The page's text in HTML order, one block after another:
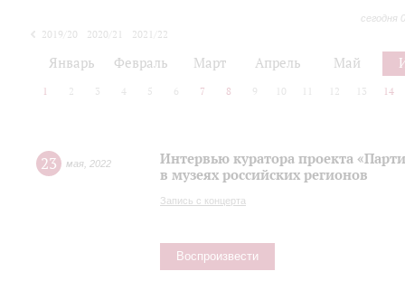
сегодня
2019/20 2020/21 2021/22
Январь Февраль Март Апрель Май
1 2 3 4 5 6 7 8 9 10 12 13 14
23 мая 2022
Интервью куратора проекта
в музеях российских регионов
Запись с концерта
Воспроизвести